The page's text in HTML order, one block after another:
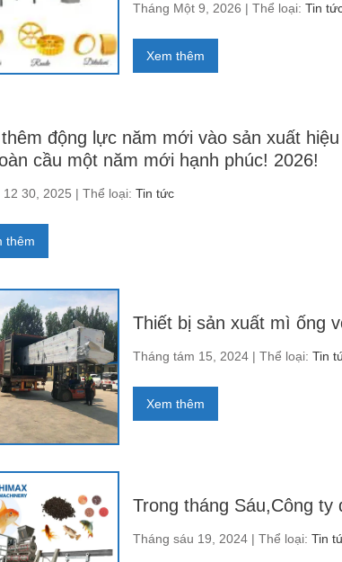
Tháng Một 9, 2026 | Thể loại: Tin
Xem thêm
động lực năm mới vào sản xuất
cầu một năm mới hạnh phúc! 2026!
12 30, 2025 | Thể loại: Tin tức
thêm
Thiết bị sản xuất mì ống
Tháng tám 15, 2024 | Thể loại: Tin
Xem thêm
Trong tháng Sáu,Công
Tháng sáu 19, 2024 | Thể loại: Tin